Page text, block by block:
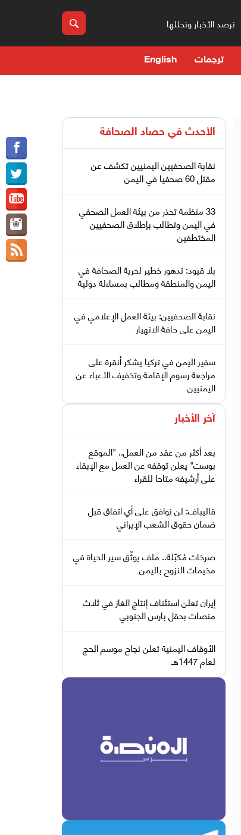
نرصد الأخبار ونحللها
ترجمات English
الأحدث في حصاد الصحافة
نقابة الصحفيين اليمنيين تكشف عن
مقتل 60 صحفيا في اليمن
33 منظمة تحذر من بيئة العمل الصحفي
في اليمن وتطالب بإطلاق الصحفيين
المختطفين
بلا قيود: تدهور خطير لحرية الصحافة في
اليمن والمنطقة ومطالب بمساءلة دولية
نقابة الصحفيين: بيئة العمل الإعلامي في
اليمن على حافة الانهيار
سفير اليمن في تركيا يشكر أنقرة على
مراجعة رسوم الإقامة وتخفيف الأعباء عن
اليمنيين
آخر الأخبار
بعد أكثر من عقد من العمل.. "الموقع
بوست" يعلن توقفه عن العمل مع الإبقاء
على أرشيفه متاحا للقراء
قاليباف: لن نوافق على أي اتفاق قبل
ضمان حقوق الشعب الإيراني
صرخات مُكبّلة.. ملف يوثّق سير الحياة في
مخيمات النزوح باليمن
إيران تعلن استئناف إنتاج الغاز في ثلاث
منصات بحقل بارس الجنوبي
الأوقاف اليمنية تعلن نجاح موسم الحج
لعام 1447هـ